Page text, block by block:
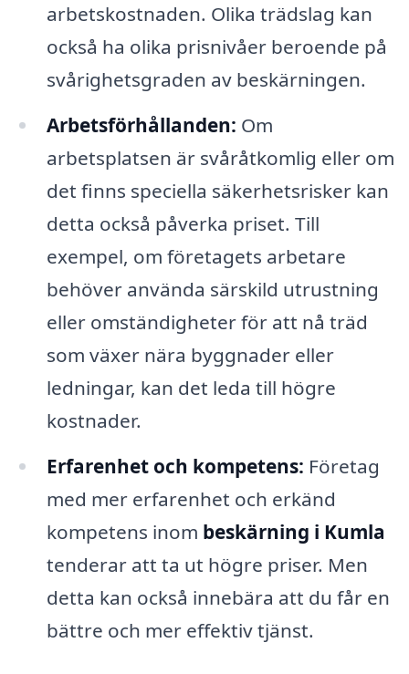
arbetskostnaden. Olika trädslag kan
också ha olika prisnivåer beroende på
svårighetsgraden av beskärningen.
Arbetsförhållanden: Om
arbetsplatsen är svåråtkomlig eller om
det finns speciella säkerhetsrisker kan
detta också påverka priset. Till
exempel, om företagets arbetare
behöver använda särskild utrustning
eller omständigheter för att nå träd
som växer nära byggnader eller
ledningar, kan det leda till högre
kostnader.
Erfarenhet och kompetens: Företag
med mer erfarenhet och erkänd
kompetens inom beskärning i Kumla
tenderar att ta ut högre priser. Men
detta kan också innebära att du får en
bättre och mer effektiv tjänst.